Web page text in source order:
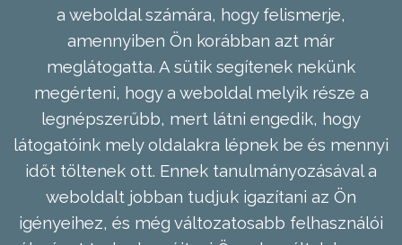
a weboldal számára, hogy felismerje,
amennyiben Ön korábban azt már
meglátogatta. A sütik segítenek nekünk
megérteni, hogy a weboldal melyik része a
legnépszerűbb, mert látni engedik, hogy
látogatóink mely oldalakra lépnek be és mennyi
időt töltenek ott. Ennek tanulmányozásával a
weboldalt jobban tudjuk igazítani az Ön
igényeihez, és még változatosabb felhasználói